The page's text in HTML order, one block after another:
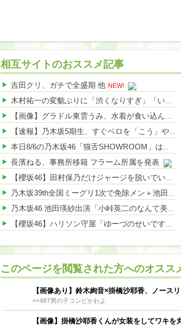
相互サイトのおススメ記事
吉田クリ、ガチで全盛期 他 NEW!
木村祐一の変貌ぶりに「渋くなりすぎ」「いつの間にかイケおじに」の声 他
【画像】グラドル東雲うみ、水着が食い込んだ横尻がHすぎる 他
【速報】乃木坂5期生、すぐベロを「こう」やってシてしまうwwwwww 他
本日8/6の乃木坂46「猫舌SHOWROOM」は筒井あやめ＆鈴木佑捺
長濱ねる、事務所移籍 フラーム所属を発表
【櫻坂46】田村保乃だけジャージを脱いでいた理由
乃木坂39th全国ミーグリ1次で免除メン＋池田・一ノ瀬・井上・川﨑・菅原・中西が全完売
乃木坂46 池田瑛紗出演「小峠英二のなんて美だ！」テーマ：徳川家康【2025.8.5 24:00〜 TOKYO MX】
【櫻坂46】ハリソン守屋「ゆーづのせいです」【ラヴィット!】
【日向坂46】この月、何かあるのか！？『お願いバッハ！』ミーグリ日程がこちら
Powered by livedoor 相互RSS
このページを閲覧された方へのオスス
【画像あり】鈴木絢音×掛橋沙耶香、ノース
>>487男の子コンビかわよ
【画像】掛橋沙耶香くんが女装をしてワキ